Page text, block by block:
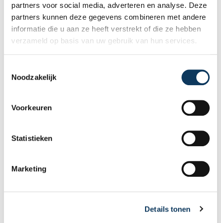
partners voor social media, adverteren en analyse. Deze
partners kunnen deze gegevens combineren met andere
informatie die u aan ze heeft verstrekt of die ze hebben
verzameld op basis van uw gebruik van hun services.
Noodzakelijk
Voorkeuren
Statistieken
Marketing
Details tonen
31 JULI 2026
Een energielabel is veel meer dan een
direct inzicht in de energiezuinigheid van de